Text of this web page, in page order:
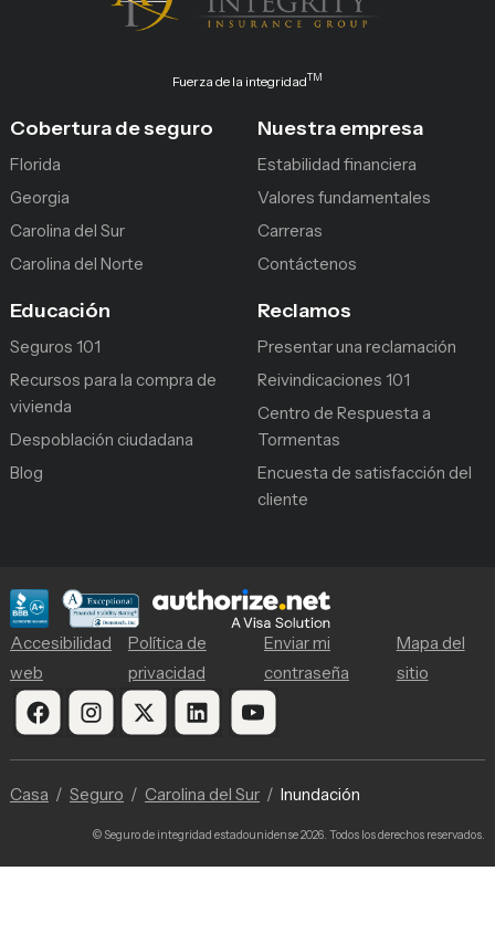
Fuerza de la integridadTM
Cobertura de seguro
Florida
Georgia
Carolina del Sur
Carolina del Norte
Nuestra empresa
Estabilidad financiera
Valores fundamentales
Carreras
Contáctenos
Educación
Seguros 101
Recursos para la compra de
vivienda
Despoblación ciudadana
Blog
Reclamos
Presentar una reclamación
Reivindicaciones 101
Centro de Respuesta a
Tormentas
Encuesta de satisfacción del
cliente
Accesibilidad
web
Política de
privacidad
Enviar mi
contraseña
Mapa del
sitio
Casa Seguro Carolina del Sur Inundación
© Seguro de integridad estadounidense 2026. Todos los derechos reservados.